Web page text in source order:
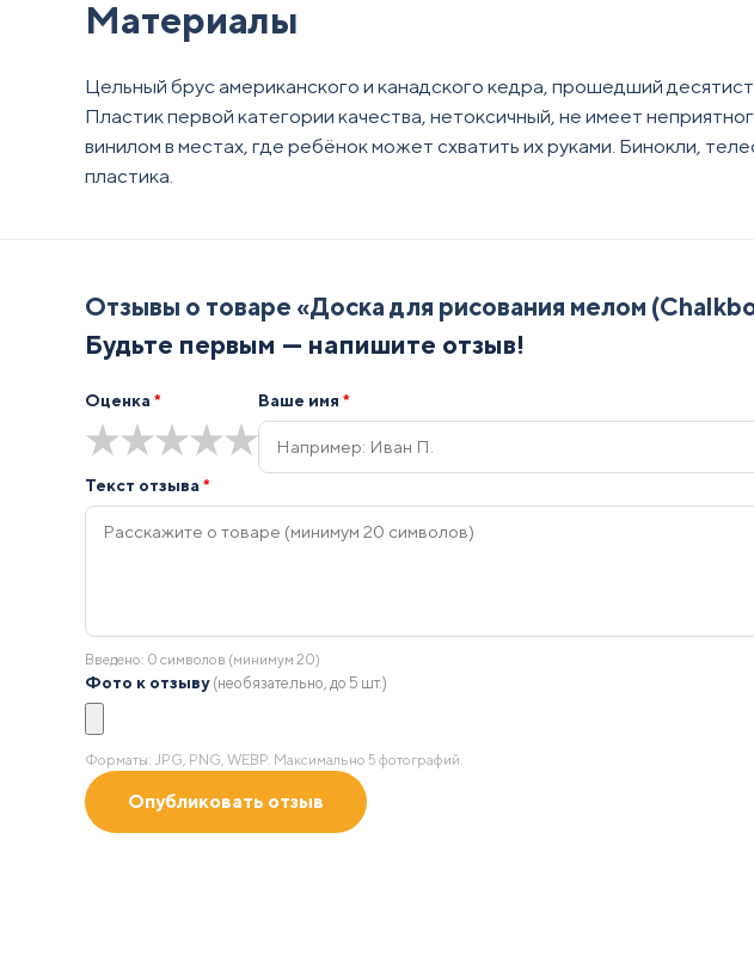
Материалы
Цельный брус американского и канадского кедра, прошедший
Пластик первой категории качества, нетоксичный, не имеет
винилом в местах, где ребёнок может схватить их руками. Бинокли,
пластика.
Отзывы о товаре «Доска для рисования мелом
Будьте первым — напишите отзыв!
Оценка *
★
★
★
★
★
Ваше имя *
Текст отзыва *
Введено: 0 символов (минимум 20)
Фото к отзыву (необязательно, до 5 шт.)
Форматы: JPG, PNG, WEBP. Максимально 5 фотографий.